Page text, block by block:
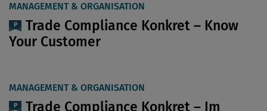
MANAGEMENT & ORGANISATION
Trade Compliance Konkret – Know
Your Customer
MANAGEMENT & ORGANISATION
Trade Compliance Konkret – Im